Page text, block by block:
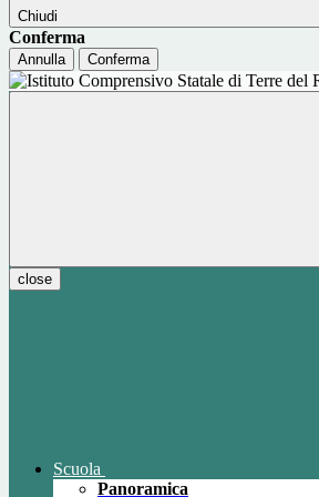
Chiudi
Conferma
Annulla Conferma
close
Scuola
Panoramica